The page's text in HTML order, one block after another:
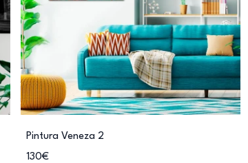
Pintura Veneza 2
130€